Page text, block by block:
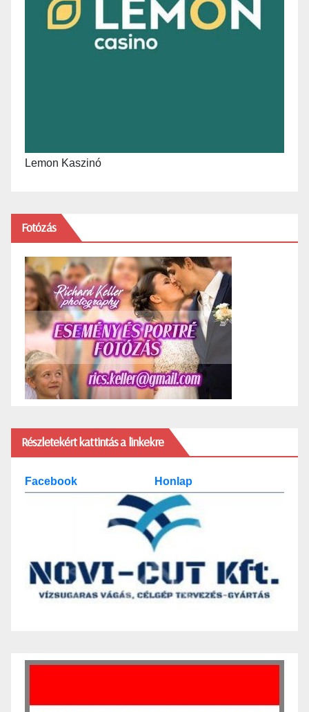
Lemon Kaszinó
Fotózás
Részletekért kattintás a linkekre
Facebook Honlap